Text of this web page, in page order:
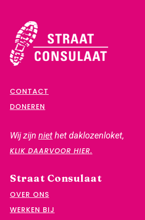
CONTACT
DONEREN
Wij zijn niethet daklozenloket,
KLIK DAARVOOR HIER.
Straat Consulaat
OVER ONS
WERKEN BIJ